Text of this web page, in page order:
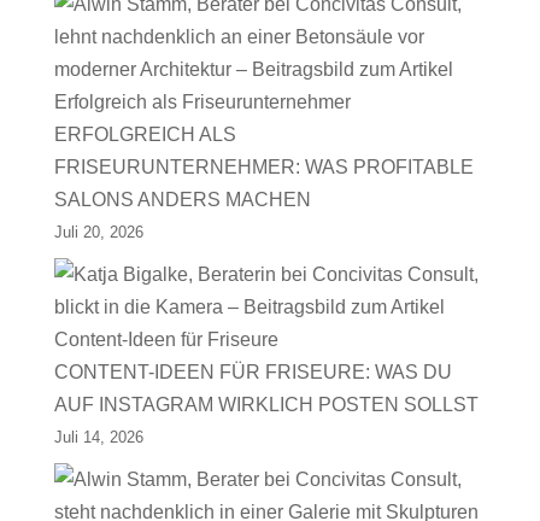
ERFOLGREICH ALS
FRISEURUNTERNEHMER: WAS PROFITABLE
SALONS ANDERS MACHEN
Juli 20, 2026
CONTENT-IDEEN FÜR FRISEURE: WAS DU
AUF INSTAGRAM WIRKLICH POSTEN SOLLST
Juli 14, 2026